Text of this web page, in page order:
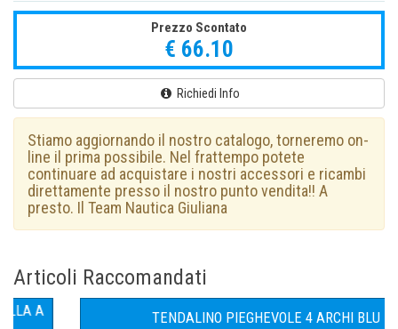
Prezzo Scontato
€ 66.10
Richiedi Info
Stiamo aggiornando il nostro catalogo, torneremo on-
line il prima possibile. Nel frattempo potete
continuare ad acquistare i nostri accessori e ricambi
direttamente presso il nostro punto vendita!! A
presto. Il Team Nautica Giuliana
Articoli Raccomandati
TENDALINO PIEGHEVOLE 4 ARCHI BLU